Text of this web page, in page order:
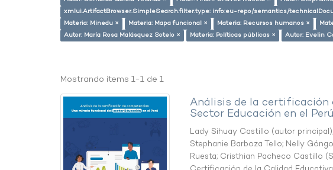
xmlui.ArtifactBrowser.SimpleSearch.filter.type: info:eu-repo/semantics/
Materia: Minedu ×
Materia: Mapa funcional × Materia: Recursos humanos ×
Autor: María Rosa Malásquez Sotelo ×
Materia: Políticas públicas × Autor: Evelin
Mostrando ítems 1-1 de 1
Análisis de la certificación
Sector Educación en el Perú
Lady Sihuay Castillo (autor principal);
Stephanie Barboza Tello; Nelly
Ruesta; Cristhian Pacheco Castillo (